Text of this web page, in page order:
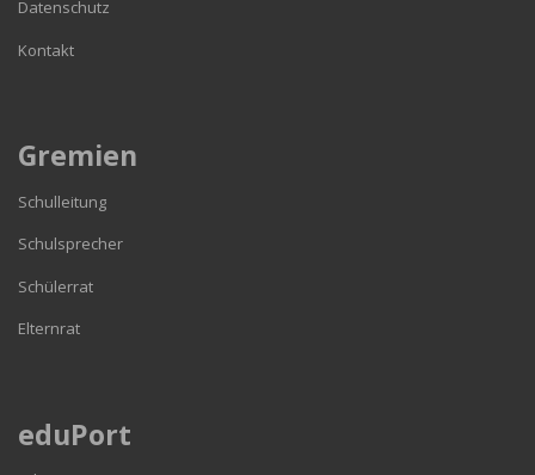
Datenschutz
Kontakt
Gremien
Schulleitung
Schulsprecher
Schülerrat
Elternrat
eduPort